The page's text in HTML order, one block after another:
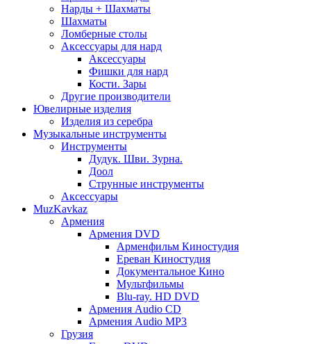
Нарды + Шахматы
Шахматы
Ломберные столы
Аксессуары для нард
Аксессуары
Фишки для нард
Кости. Зары
Другие производители
Ювелирные изделия
Изделия из серебра
Музыкальные инструменты
Инструменты
Дудук. Шви. Зурна.
Доол
Струнные инструменты
Аксессуары
MuzKavkaz
Армения
Армения DVD
Арменфильм Киностудия
Ереван Киностудия
Документальное Кино
Мультфильмы
Blu-ray. HD DVD
Армения Audio CD
Армения Audio MP3
Грузия